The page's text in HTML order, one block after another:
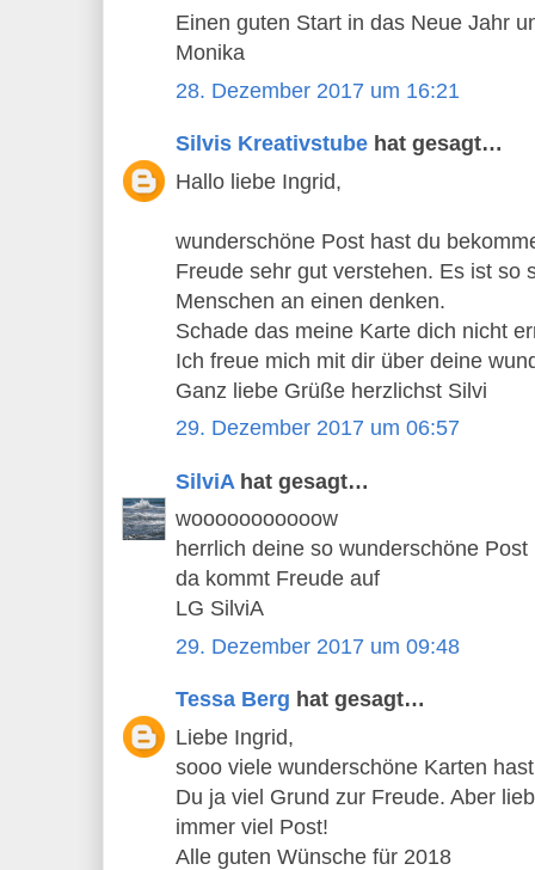
Einen guten Start in das Neue Jahr
Monika
28. Dezember 2017 um 16:21
Silvis Kreativstube hat gesagt…
Hallo liebe Ingrid,
wunderschöne Post hast du
Freude sehr gut verstehen. Es ist so
Menschen an einen denken.
Schade das meine Karte dich nicht
Ich freue mich mit dir über deine
Ganz liebe Grüße herzlichst Silvi
29. Dezember 2017 um 06:57
SilviA hat gesagt…
wooooooooooow
herrlich deine so wunderschöne Post
da kommt Freude auf
LG SilviA
29. Dezember 2017 um 09:48
Tessa Berg hat gesagt…
Liebe Ingrid,
sooo viele wunderschöne Karten
Du ja viel Grund zur Freude. Aber
immer viel Post!
Alle guten Wünsche für 2018